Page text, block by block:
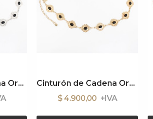
Cinturón de Cadena Organic Boho
Cinturón de Cadena Organic Boho Gold
$ 4.900,00